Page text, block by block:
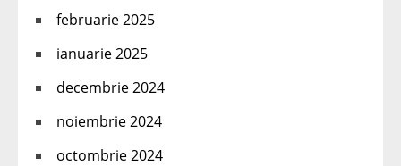
februarie 2025
ianuarie 2025
decembrie 2024
noiembrie 2024
octombrie 2024